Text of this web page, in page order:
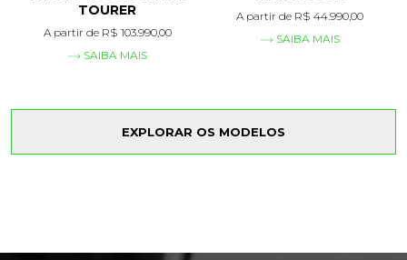
TOURER
A partir de R$ 103.990,00
SAIBA MAIS
A partir de R$ 44.990,00
SAIBA MAIS
EXPLORAR OS MODELOS